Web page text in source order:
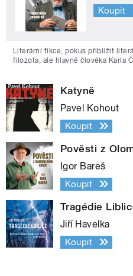
Koupit
Literární fikce, pokus přiblížit
filozofa, ale hlavně člověka Karla
Katyně
Pavel Kohout
Koupit
Pověsti z
Igor Bareš
Koupit
Tragédie
Jiří Havelka
Koupit